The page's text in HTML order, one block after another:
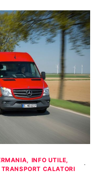
INFO UTILE
TRANSPORT CALATORI